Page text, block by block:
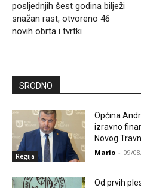
posljednjih šest godina bilježi
snažan rast, otvoreno 46
novih obrta i tvrtki
SRODNO
Regija
Općina
izravno
Novog
Mario - 09/
Od prvih